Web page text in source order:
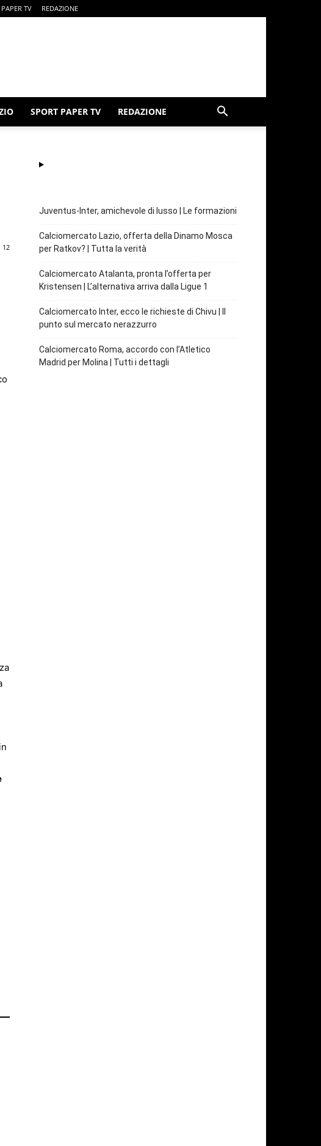
TV REDAZIONE
SPORT PAPER TV REDAZIONE
12
Juventus-Inter, amichevole di lusso | Le formazioni
Calciomercato Lazio, offerta della Dinamo Mosca
per Ratkov? | Tutta la verità
Calciomercato Atalanta, pronta l’offerta per
Kristensen | L’alternativa arriva dalla Ligue 1
Calciomercato Inter, ecco le richieste di Chivu | Il
punto sul mercato nerazzurro
Calciomercato Roma, accordo con l’Atletico
Madrid per Molina | Tutti i dettagli